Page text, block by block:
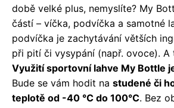
době velké plus, nemyslíte? My
částí – víčka, podvíčka a samotné
podvíčka je zachytávání větších
při pití či vysypání (např. ovoce).
Využití sportovní lahve My Bottle
Bude se vám hodit na studené či
teplotě od -40 °C do 100°C. Bez